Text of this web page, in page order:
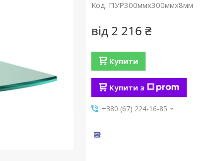
Код: ПУР300ммх300ммх8мм
від 2 216 ₴
Купити
Купити з
+380 (67) 224-16-85